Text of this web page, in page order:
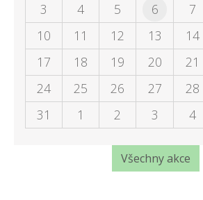
3
4 5 6 7
10
11 12 13 14
17
18 19 20 21
24
25 26 27 28
31
1 2 3 4
Všechny akce